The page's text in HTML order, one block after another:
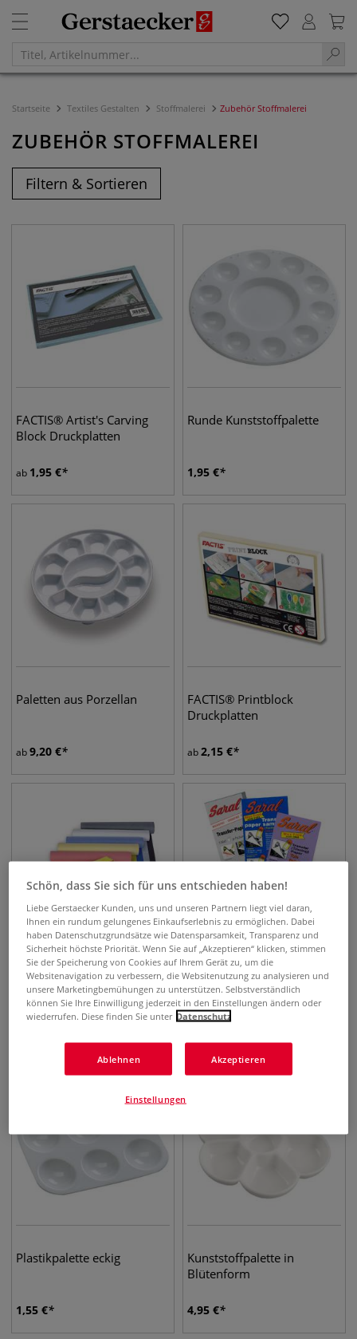
Startseite Textiles Gestalten Stoffmalerei Zubehör Stoffmalerei
ZUBEHÖR STOFFMALEREI
Filtern & Sortieren
FACTIS® Artist's Carving
Block Druckplatten
ab 1,95 €
Runde Kunststoffpalette
1,95 €
Paletten aus Porzellan
ab9,20 €
FACTIS® Printblock
Druckplatten
ab2,15 €
SARAL® Wachsloses
Transfer-Papier, farbig
0,28 m² | 1 m² 85,43€
SARAL® Transferpapier-
Packungen wachslos
Plastikpalette eckig
1,55 €
Kunststoffpalette in
Blütenform
4,95 €
Schön, dass Sie sich für uns entschieden haben!
Liebe Gerstaecker Kunden, uns und unseren Partnern liegt viel daran,
Ihnen ein rundum gelungenes Einkaufserlebnis zu ermöglichen. Dabei
haben Datenschutzgrundsätze wie Datensparsamkeit, Transparenz und
Sicherheit höchste Priorität. Wenn Sie auf „Akzeptieren“ klicken, stimmen
Sie der Speicherung von Cookies auf Ihrem Gerät zu, um die
Websitenavigation zu verbessern, die Websitenutzung zu analysieren und
unsere Marketingbemühungen zu unterstützen. Selbstverständlich
können Sie Ihre Einwilligung jederzeit in den Einstellungen ändern oder
wiederrufen. Diese finden Sie unter Datenschutz
Ablehnen Akzeptieren
Einstellungen